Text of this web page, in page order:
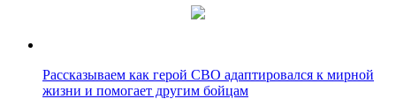
Рассказываем как герой СВО адаптировался к мирной
жизни и помогает другим бойцам